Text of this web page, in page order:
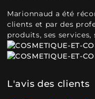
Marionnaud a été
clients et par des
produits, ses services,
L'avis des clients